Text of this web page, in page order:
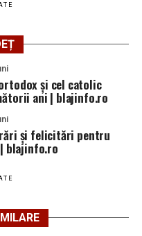
și cel catolic
ani | blajinfo.ro
și felicitări pentru
blajinfo.ro